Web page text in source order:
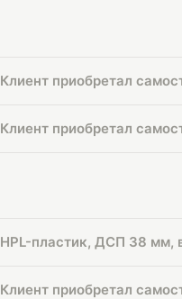
Клиент приобретал
Клиент приобретал
HPL-пластик, ДСП 38 мм,
Клиент приобретал